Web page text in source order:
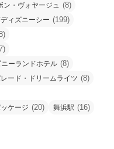
ン・ヴォヤージュ (8)
ィズニーシー (199)
ーランドホテル (8)
ード・ドリームライツ (8)
ケージ (20) 舞浜駅 (16)